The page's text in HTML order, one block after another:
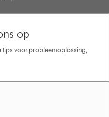
op
tips voor probleemoplossing,